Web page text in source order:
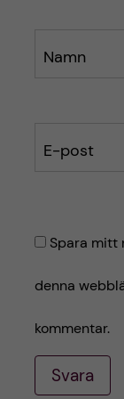
Namn
E-post
Spara mitt
denna
kommentar.
Svara